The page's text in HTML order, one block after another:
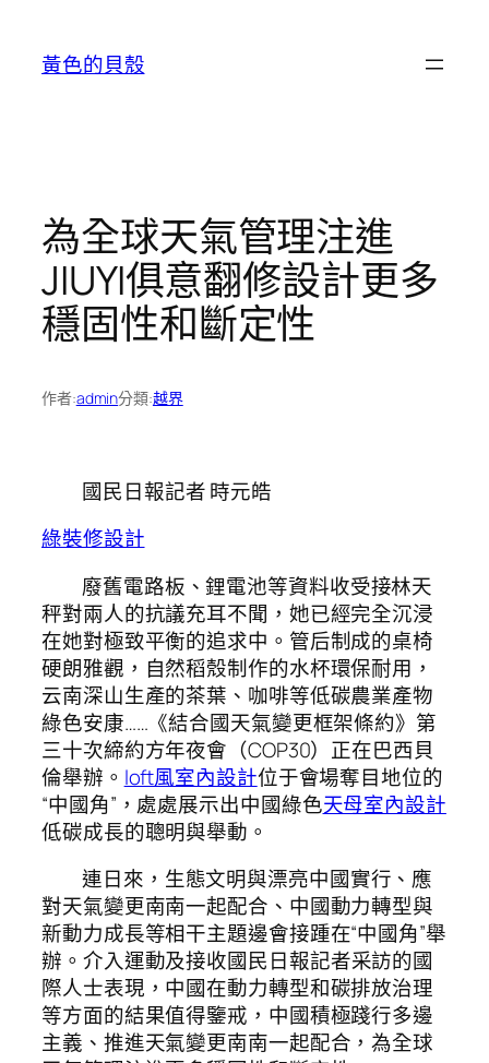
黃色的貝殼
為全球天氣管理注進
JIUYI俱意翻修設計更多
穩固性和斷定性
作者:admin分類:越界
國民日報記者 時元皓
綠裝修設計
廢舊電路板、鋰電池等資料收受接林天
秤對兩人的抗議充耳不聞，她已經完全沉浸
在她對極致平衡的追求中。管后制成的桌椅
硬朗雅觀，自然稻殼制作的水杯環保耐用，
云南深山生產的茶葉、咖啡等低碳農業產物
綠色安康……《結合國天氣變更框架條約》第
三十次締約方年夜會（COP30）正在巴西貝
倫舉辦。 loft風室內設計位于會場奪目地位的
“中國角”，處處展示出中國綠色天母室內設計
低碳成長的聰明與舉動。
連日來，生態文明與漂亮中國實行、應
對天氣變更南南一起配合、中國動力轉型與
新動力成長等相干主題邊會接踵在“中國角”舉
辦。介入運動及接收國民日報記者采訪的國
際人士表現，中國在動力轉型和碳排放治理
等方面的結果值得鑒戒，中國積極踐行多邊
主義、推進天氣變更南南一起配合，為全球